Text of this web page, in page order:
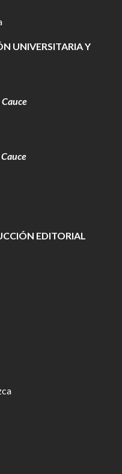
UNIVERSITARIA Y
EDITORIAL